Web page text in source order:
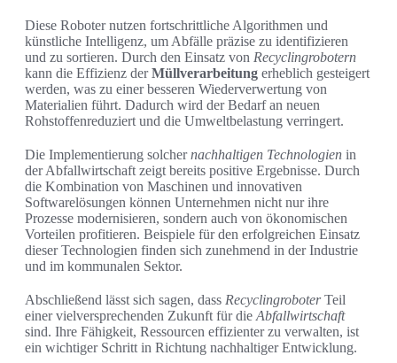
Diese Roboter nutzen fortschrittliche Algorithmen und
künstliche Intelligenz, um Abfälle präzise zu identifizieren
und zu sortieren. Durch den Einsatz von Recyclingrobotern
kann die Effizienz derMüllverarbeitung erheblich gesteigert
werden, was zu einer besseren Wiederverwertung von
Materialien führt. Dadurch wird der Bedarf an neuen
Rohstoffenreduziert und die Umweltbelastung verringert.
Die Implementierung solchernachhaltigen Technologien in
der Abfallwirtschaft zeigt bereits positive Ergebnisse. Durch
die Kombination von Maschinen und innovativen
Softwarelösungen können Unternehmen nicht nur ihre
Prozesse modernisieren, sondern auch von ökonomischen
Vorteilen profitieren. Beispiele für den erfolgreichen Einsatz
dieser Technologien finden sich zunehmend in der Industrie
und im kommunalen Sektor.
Abschließend lässt sich sagen, dass RecyclingroboterTeil
einer vielversprechenden Zukunft für die Abfallwirtschaft
sind. Ihre Fähigkeit, Ressourcen effizienter zu verwalten, ist
ein wichtiger Schritt in Richtung nachhaltiger Entwicklung.